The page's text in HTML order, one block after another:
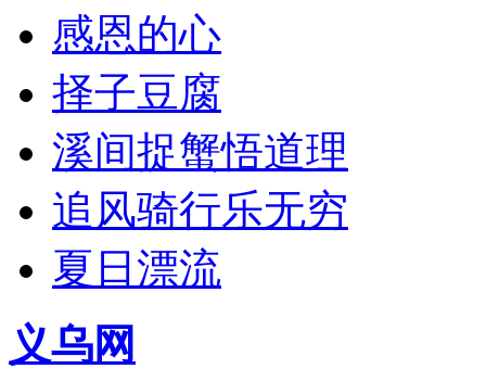
感恩的心
择子豆腐
溪间捉蟹悟道理
追风骑行乐无穷
夏日漂流
义乌网